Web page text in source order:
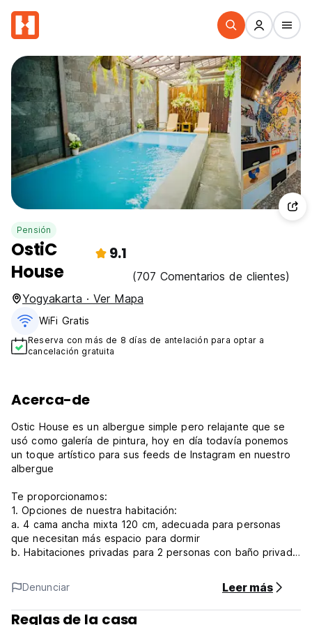
Pensión
OstiC
House
9.1
(707 Comentarios de clientes)
Yogyakarta · Ver Mapa
WiFi Gratis
Reserva con más de 8 días de antelación para optar a
cancelación gratuita
Acerca-de
Ostic House es un albergue simple pero relajante que se
usó como galería de pintura, hoy en día todavía ponemos
un toque artístico para sus feeds de Instagram en nuestro
albergue
Te proporcionamos:
1. Opciones de nuestra habitación:
a. 4 cama ancha mixta 120 cm, adecuada para personas
que necesitan más espacio para dormir
b. Habitaciones privadas para 2 personas con baño privado
8 personas con baño privado
2. Nuestra área comunitaria tiene piscina, 24 horas de agua
mineral gratis, biblioteca pequeña, billar, juegos y cocina
compartida, terraza para enfriar y Nintendo para jugar.
Denunciar Leer más
Reglas de la casa